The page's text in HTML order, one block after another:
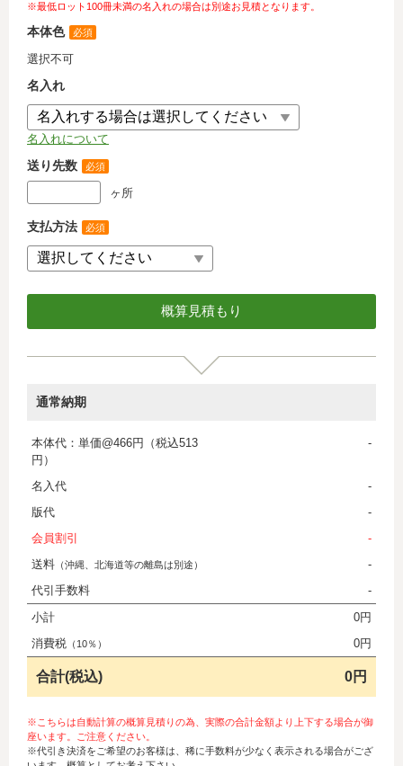
※最低ロット100冊未満の名入れの場合は別途お見積となります。
本体色 必須
選択不可
名入れ
名入れについて
送り先数 必須
ヶ所
支払方法 必須
通常納期
本体代：単価@466円（税込513
円）
-
名入代
-
版代
-
会員割引
-
送料 （沖縄、北海道等の離島は別途）
-
代引手数料
-
小計
0円
消費税 （10％） 0円
合計(税込) 0円
※こちらは自動計算の概算見積りの為、実際の合計金額より上下する場合が御
座います。ご注意ください。
※代引き決済をご希望のお客様は、稀に手数料が少なく表示される場合がござ